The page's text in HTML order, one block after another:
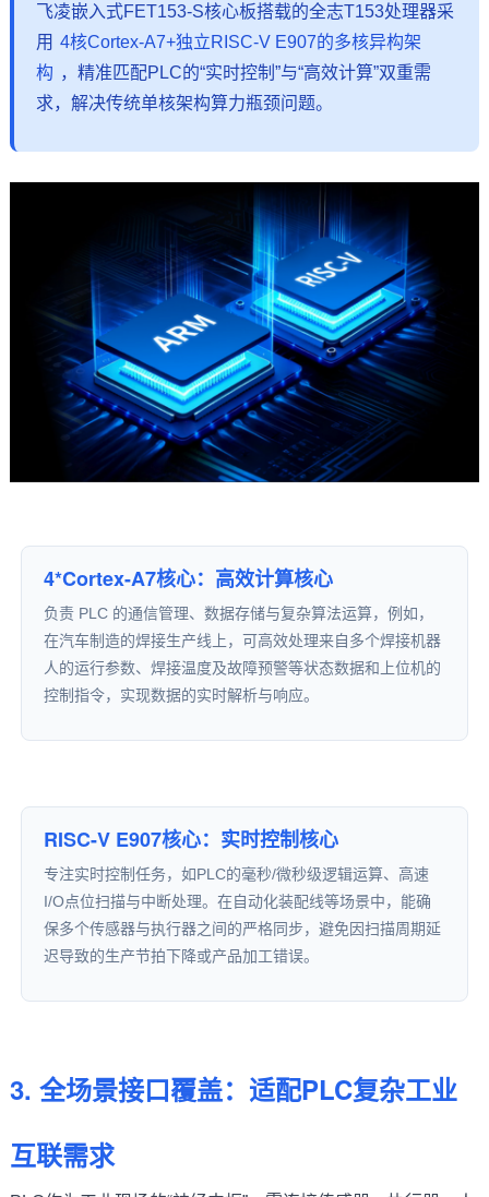
飞凌嵌入式FET153-S核心板搭载的全志T153处理器采
用 4核Cortex-A7+独立RISC-V E907的多核异构架
构 ，精准匹配PLC的“实时控制”与“高效计算”双重需
求，解决传统单核架构算力瓶颈问题。
4*Cortex-A7核心：高效计算核心
负责 PLC 的通信管理、数据存储与复杂算法运算，例如，
在汽车制造的焊接生产线上，可高效处理来自多个焊接机器
人的运行参数、焊接温度及故障预警等状态数据和上位机的
控制指令，实现数据的实时解析与响应。
RISC-V E907核心：实时控制核心
专注实时控制任务，如PLC的毫秒/微秒级逻辑运算、高速
I/O点位扫描与中断处理。在自动化装配线等场景中，能确
保多个传感器与执行器之间的严格同步，避免因扫描周期延
迟导致的生产节拍下降或产品加工错误。
3. 全场景接口覆盖：适配PLC复杂工业
互联需求